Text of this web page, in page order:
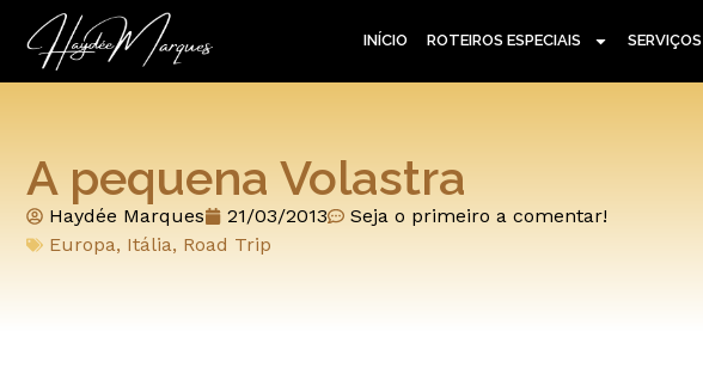
INÍCIO ROTEIROS ESPECIAIS SERVIÇOS
A pequena Volastra
Haydée Marques 21/03/2013
Seja o primeiro a comentar!
Europa, Itália, Road Trip